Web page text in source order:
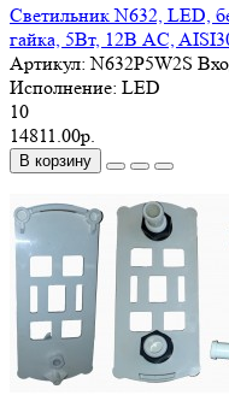
Cветильник N632, LED,
гайка, 5Вт, 12В AC,
Артикул:N632P5W2S
Исполнение: LED
10
14811.00р.
В корзину